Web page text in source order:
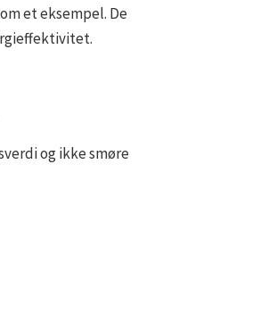
et eksempel. De
og ikke smøre